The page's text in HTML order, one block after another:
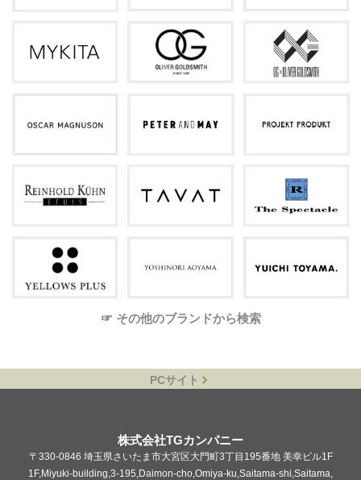
☞ その他のブランドから検索
PCサイト
株式会社TGカンパニー
〒330-0846 埼玉県さいたま市大宮区大門町3丁目195番地 美幸ビル1F
1F,Miyuki-building,3-195,Daimon-cho,Omiya-ku,Saitama-shi,Saitama,